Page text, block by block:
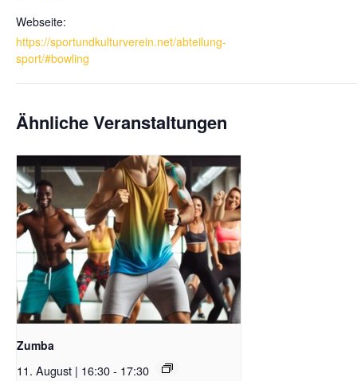
Webseite:
https://sportundkulturverein.net/abteilung-
sport/#bowling
Ähnliche Veranstaltungen
Zumba
11. August | 16:30- 17:30